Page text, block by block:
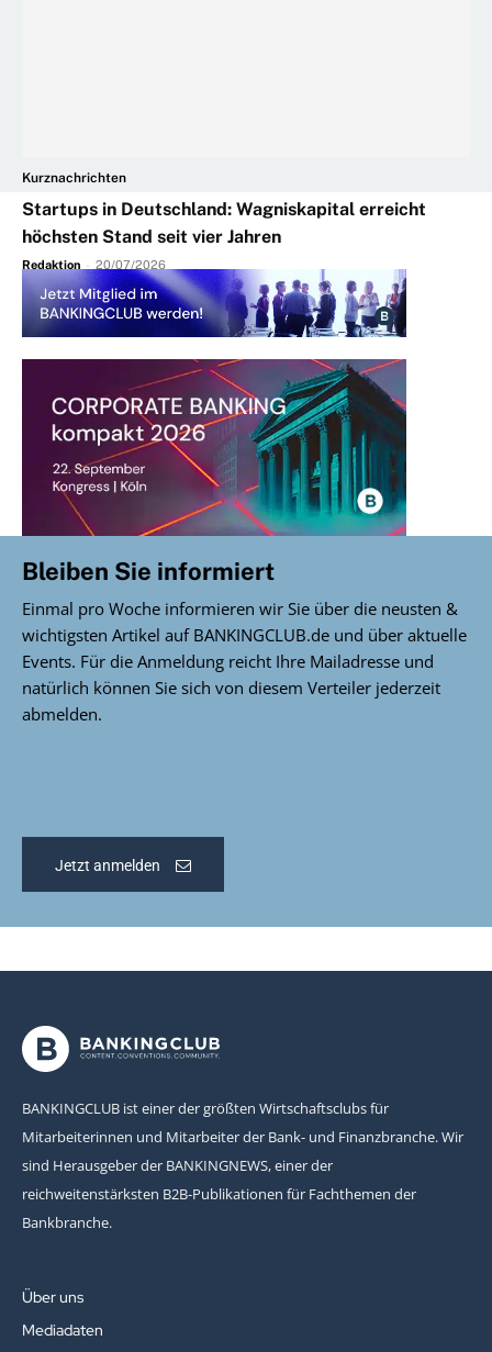
Kurznachrichten
Startups in Deutschland: Wagniskapital erreicht
höchsten Stand seit vier Jahren
Redaktion - 20/07/2026
Bleiben Sie informiert
Einmal pro Woche informieren wir Sie über die neusten &
wichtigsten Artikel auf BANKINGCLUB.de und über aktuelle
Events. Für die Anmeldung reicht Ihre Mailadresse und
natürlich können Sie sich von diesem Verteiler jederzeit
abmelden.
Jetzt anmelden
BANKINGCLUB ist einer der größten Wirtschaftsclubs für
Mitarbeiterinnen und Mitarbeiter der Bank- und Finanzbranche. Wir
sind Herausgeber der BANKINGNEWS, einer der
reichweitenstärksten B2B-Publikationen für Fachthemen der
Bankbranche.
Über uns
Mediadaten